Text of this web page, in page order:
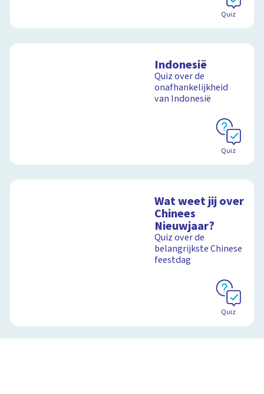
Quiz
Indonesië
Quiz over de
onafhankelijkheid
van Indonesië
Quiz
Wat weet jij over
Chinees
Nieuwjaar?
Quiz over de
belangrijkste Chinese
feestdag
Quiz